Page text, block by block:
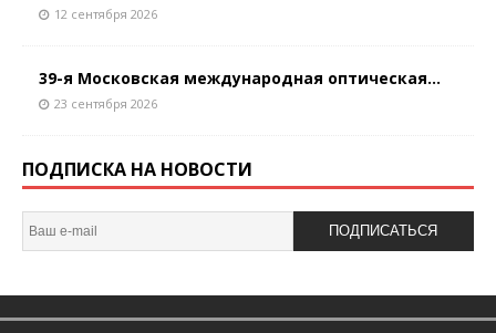
12 сентября 2026
39-я Московская международная оптическая...
23 сентября 2026
ПОДПИСКА НА НОВОСТИ
ПОДПИСАТЬСЯ